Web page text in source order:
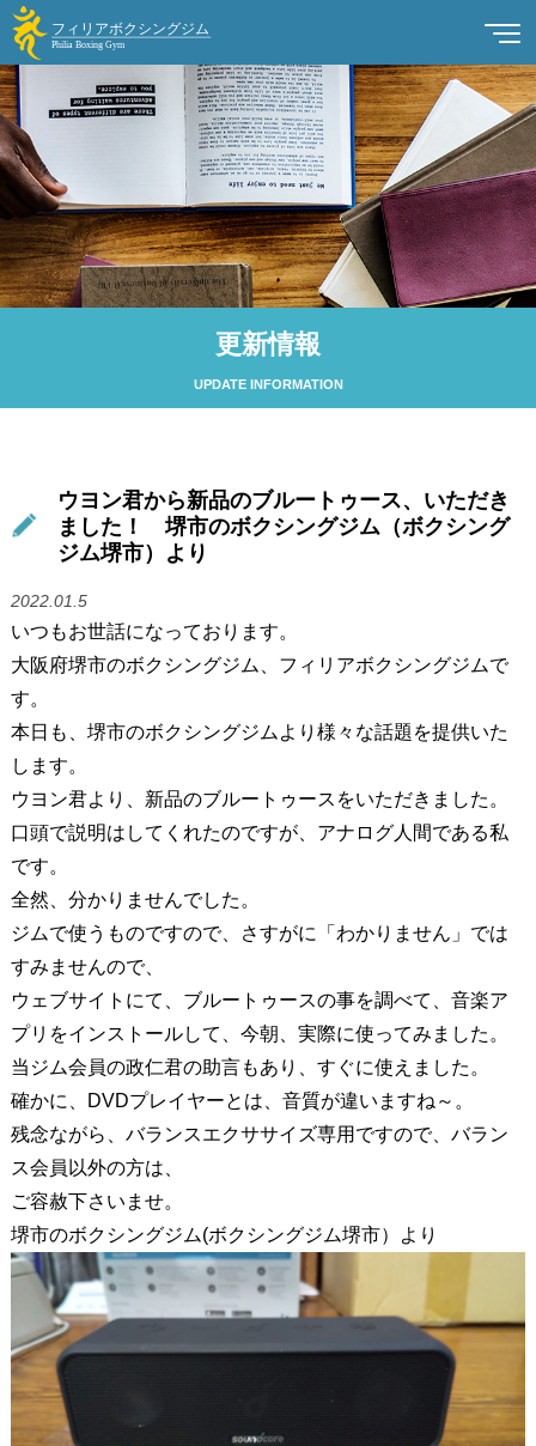
更新情報
UPDATE INFORMATION
ウヨン君から新品のブルートゥース、いただき
ました！ 堺市のボクシングジム（ボクシング
ジム堺市）より
2022.01.5
いつもお世話になっております。
大阪府堺市のボクシングジム、フィリアボクシングジムで
す。
本日も、堺市のボクシングジムより様々な話題を提供いた
します。
ウヨン君より、新品のブルートゥースをいただきました。
口頭で説明はしてくれたのですが、アナログ人間である私
です。
全然、分かりませんでした。
ジムで使うものですので、さすがに「わかりません」では
すみませんので、
ウェブサイトにて、ブルートゥースの事を調べて、音楽ア
プリをインストールして、今朝、実際に使ってみました。
当ジム会員の政仁君の助言もあり、すぐに使えました。
確かに、DVDプレイヤーとは、音質が違いますね～。
残念ながら、バランスエクササイズ専用ですので、バラン
ス会員以外の方は、
ご容赦下さいませ。
堺市のボクシングジム(ボクシングジム堺市）より